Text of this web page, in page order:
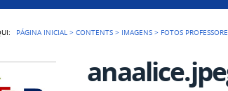
PÁGINA INICIAL >CONTENTS > IMAGENS > FOTOS